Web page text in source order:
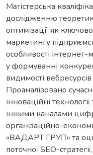
Магістерська
дослідженню
оптимізації як
маркетингу
особливості
у формуванні
видимості
Проаналізовано
інноваційні
іншими каналами
організаційно-
«ВАДАРТ ГРУП» та
поточної SEO-